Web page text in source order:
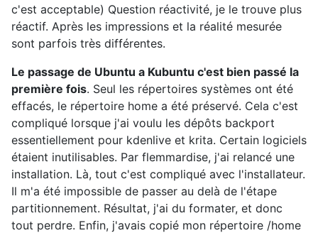
c'est acceptable) Question réactivité, je le trouve plus
réactif. Après les impressions et la réalité mesurée
sont parfois très différentes.
Le passage de Ubuntu a Kubuntu c'est bien passé la
première fois. Seul les répertoires systèmes ont été
effacés, le répertoire home a été préservé. Cela c'est
compliqué lorsque j'ai voulu les dépôts backport
essentiellement pour kdenlive et krita. Certain logiciels
étaient inutilisables. Par flemmardise, j'ai relancé une
installation. Là, tout c'est compliqué avec l'installateur.
Il m'a été impossible de passer au delà de l'étape
partitionnement. Résultat, j'ai du formater, et donc
tout perdre. Enfin, j'avais copié mon répertoire /home